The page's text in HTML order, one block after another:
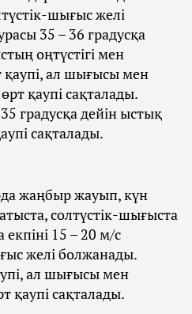
шығыс желі
35 – 36 градусқа
оңтүстігі мен
ал шығысы мен
қаупі сақталады.
градусқа дейін ыстық
сақталады.
жаңбыр жауып, күн
солтүстік-шығыста
15 – 20 м/с
желі болжанады.
ал шығысы мен
қаупі сақталады.